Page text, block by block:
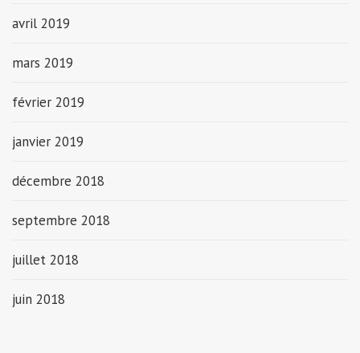
avril 2019
mars 2019
février 2019
janvier 2019
décembre 2018
septembre 2018
juillet 2018
juin 2018